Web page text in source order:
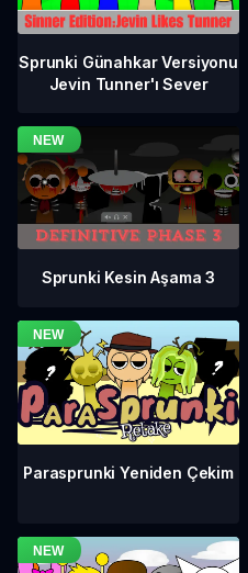
Sprunki Günahkar Versiyonu
Jevin Tunner'ı Sever
Sprunki Kesin Aşama 3
Parasprunki Yeniden Çekim